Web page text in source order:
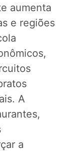
aumenta
e regiões
A
a